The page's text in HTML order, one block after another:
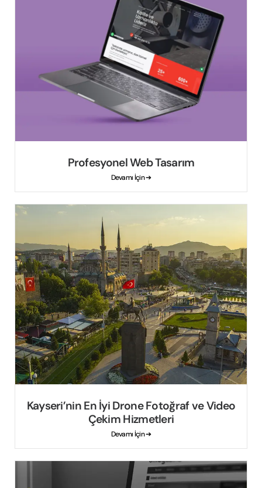
Profesyonel Web Tasarım
Devamı İçin ➔
Kayseri’nin En İyi Drone Fotoğraf ve Video
Çekim Hizmetleri
Devamı İçin ➔